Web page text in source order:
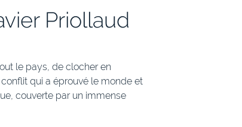
Priollaud
le pays, de clocher en
conflit qui a éprouvé le monde et
couverte par un immense